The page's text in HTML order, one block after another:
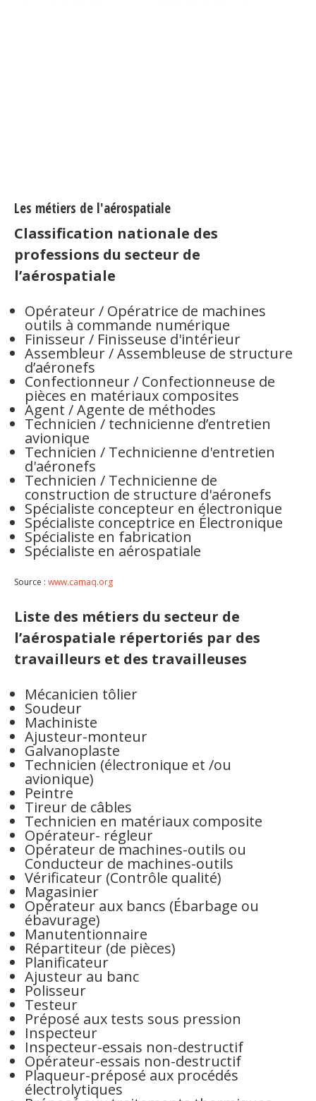
Les métiers de l'aérospatiale
Classification nationale des
professions du secteur de
l’aérospatiale
Opérateur / Opératrice de machines
outils à commande numérique
Finisseur / Finisseuse d'intérieur
Assembleur / Assembleuse de structure
d’aéronefs
Confectionneur / Confectionneuse de
pièces en matériaux composites
Agent / Agente de méthodes
Technicien / technicienne d’entretien
avionique
Technicien / Technicienne d'entretien
d'aéronefs
Technicien / Technicienne de
construction de structure d'aéronefs
Spécialiste concepteur en électronique
Spécialiste conceptrice en Électronique
Spécialiste en fabrication
Spécialiste en aérospatiale
Source : www.camaq.org
Liste des métiers du secteur de
l’aérospatiale répertoriés par des
travailleurs et des travailleuses
Mécanicien tôlier
Soudeur
Machiniste
Ajusteur-monteur
Galvanoplaste
Technicien (électronique et /ou
avionique)
Peintre
Tireur de câbles
Technicien en matériaux composite
Opérateur- régleur
Opérateur de machines-outils ou
Conducteur de machines-outils
Vérificateur (Contrôle qualité)
Magasinier
Opérateur aux bancs (Ébarbage ou
ébavurage)
Manutentionnaire
Répartiteur (de pièces)
Planificateur
Ajusteur au banc
Polisseur
Testeur
Préposé aux tests sous pression
Inspecteur
Inspecteur-essais non-destructif
Opérateur-essais non-destructif
Plaqueur-préposé aux procédés
électrolytiques